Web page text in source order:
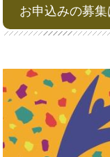
お申込みの募